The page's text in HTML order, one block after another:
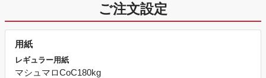
ご注文設定
用紙
レギュラー用紙
マシュマロCoC180kg